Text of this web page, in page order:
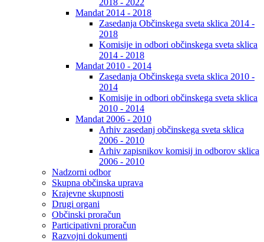
Mandat 2014 - 2018
Zasedanja Občinskega sveta sklica 2014 -
2018
Komisije in odbori občinskega sveta sklica
2014 - 2018
Mandat 2010 - 2014
Zasedanja Občinskega sveta sklica 2010 -
2014
Komisije in odbori občinskega sveta sklica
2010 - 2014
Mandat 2006 - 2010
Arhiv zasedanj občinskega sveta sklica
2006 - 2010
Arhiv zapisnikov komisij in odborov sklica
2006 - 2010
Nadzorni odbor
Skupna občinska uprava
Krajevne skupnosti
Drugi organi
Občinski proračun
Participativni proračun
Razvojni dokumenti